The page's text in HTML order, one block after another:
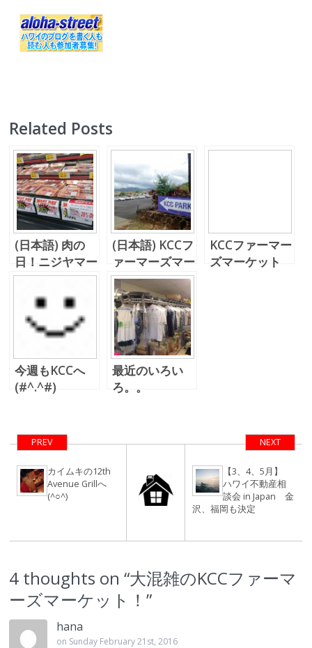
Related Posts
(日本語) 肉の
日！ニジヤマー
ケットへ！
(日本語) KCCフ
ァーマーズマー
ケット！
KCCファーマー
ズマーケット
今週もKCCへ
(#^.^#)
最近のいろい
ろ。。
PREV
カイムキの12th
Avenue Grillへ
(^○^)
NEXT
【3、4、5月】
ハワイ不動産相
談会 in Japan 金
沢、福岡も決定
4 thoughts on “大混雑のKCCファーマ
ーズマーケット！ ”
hana
on Sunday February 21st, 2016